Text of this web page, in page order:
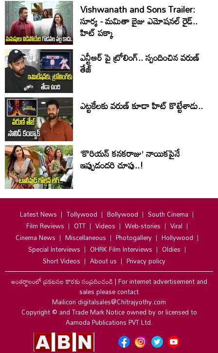
Vishwanath and Sons Trailer:
సూర్య - మమితా బైజు ఎమోషనల్ రైడ్..
హిట్ పక్కా
ఎన్టీఆర్ పై ట్రోలింగ్.. స్పందించిన వరుణ్
తేజ్
ఎట్టకేలకు వరుణ్ కూడా హిట్ కొట్టేశాడు..
‘కొరియన్ కనకరాజు’ నాయికపైనే
ఇప్పుడందరి చూపు..!
Latest News Tollywood Bollywood
South Cinema
Film Reviews
OTT Videos Web-stories
Viral
Cinema News
Miscellaneous Photogallery
Hollywood
Special Interviews
OHRK Film Interviews
Oldies
Short Videos
About us
Privacy policy
అంతర్జాలంలో ప్రకటనల కొరకు సంప్రదించండి|For internet advertisement and
sales please contact
Mailicon digitalsales@Chitrajyothy.com
Copyright © and Trade Mark Notice owned by or licensed to
Aamoda Publications PVT Ltd.